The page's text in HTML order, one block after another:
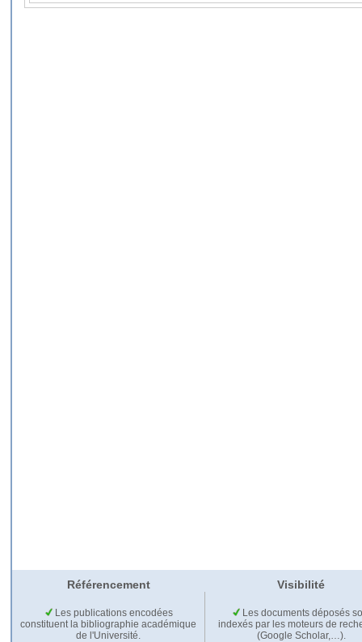
Référencement Visibilité
Les publications encodées
constituent la bibliographie académique
de l'Université.
Les documents déposés
indexés par les moteurs de
(Google Scholar,…).